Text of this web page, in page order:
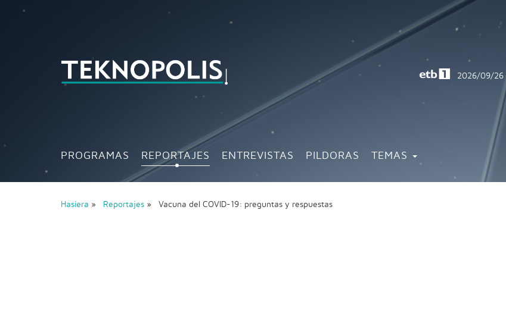
PROGRAMAS REPORTAJES ENTREVISTAS PILDORAS TEMAS
2026/09/26
Hasiera » Reportajes » Vacuna del COVID-19: preguntas y respuestas